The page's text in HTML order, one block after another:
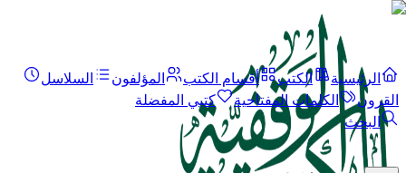
الرئيسية الكتب أقسام الكتب المؤلفون
السلاسل
القرون
الكلمات المفتاحية
كتبي المفضلة
البحث